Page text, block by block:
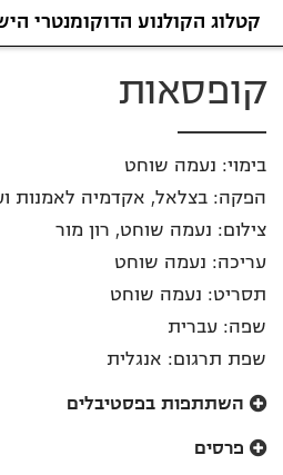
קטלוג הקולנוע הדוקומנטרי
קופסאות
בימוי: נעמה שוחט
הפקה: בצלאל, אקדמיה לאמנות
צילום: נעמה שוחט, רון מור
עריכה: נעמה שוחט
תסריט: נעמה שוחט
שפה: עברית
שפת תרגום: אנגלית
השתתפות בפסטיבלים
פרסים